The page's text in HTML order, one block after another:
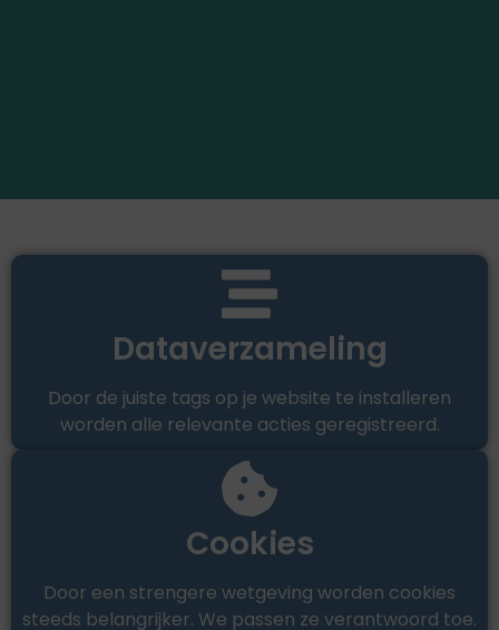
Dataverzameling
Door de juiste tags op je website te installeren
worden alle relevante acties geregistreerd.
Cookies
Door een strengere wetgeving worden cookies
steeds belangrijker. We passen ze verantwoord toe.